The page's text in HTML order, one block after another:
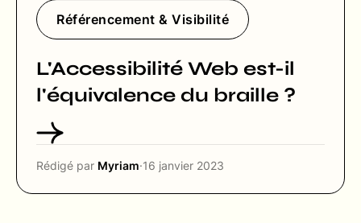
Référencement & Visibilité
L'Accessibilité Web est-il
l'équivalence du braille ?
Rédigé par Myriam·16 janvier 2023